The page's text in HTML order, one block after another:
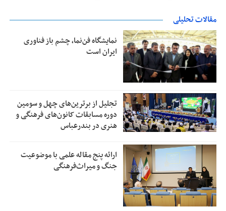
مقالات تحلیلی
نمایشگاه فن‌نما، چشم باز فناوری
ایران است
تجلیل از بر‌ترین‌های چهل و سومین
دوره مسابقات کانون‌های فرهنگی و
هنری در بندرعباس
ارائه پنج مقاله علمی با موضوعیت
جنگ و میراث‌فرهنگی